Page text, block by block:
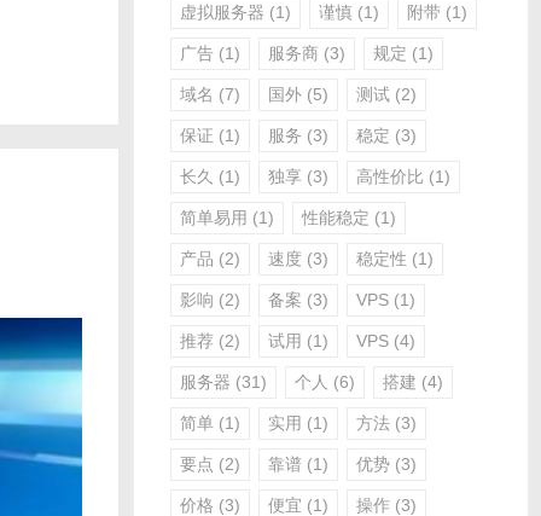
虚拟服务器 (1) 谨慎 (1) 附带 (1)
广告 (1) 服务商 (3) 规定 (1)
域名 (7) 国外 (5) 测试 (2)
保证 (1) 服务 (3) 稳定 (3)
长久 (1) 独享 (3) 高性价比 (1)
简单易用 (1) 性能稳定 (1)
产品 (2) 速度 (3) 稳定性 (1)
影响 (2) 备案 (3) VPS (1)
推荐 (2) 试用 (1) VPS (4)
服务器 (31) 个人 (6) 搭建 (4)
简单 (1) 实用 (1) 方法 (3)
要点 (2) 靠谱 (1) 优势 (3)
价格 (3) 便宜 (1) 操作 (3)